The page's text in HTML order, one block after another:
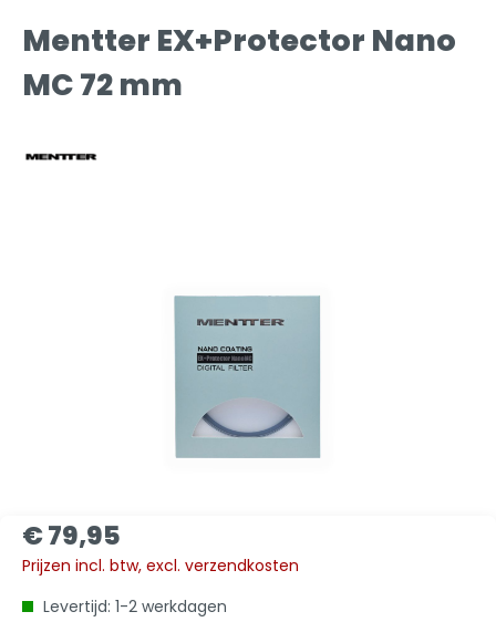
Mentter EX+Protector Nano
MC 72 mm
€ 79,95
Prijzen incl. btw, excl. verzendkosten
Levertijd: 1-2 werkdagen